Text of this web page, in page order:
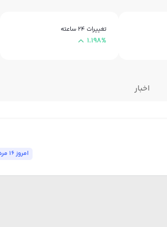
تغییرات ۲۴ ساعته
1.198%
اخبار
امروز ١٦ مرداد ١٤٠٥